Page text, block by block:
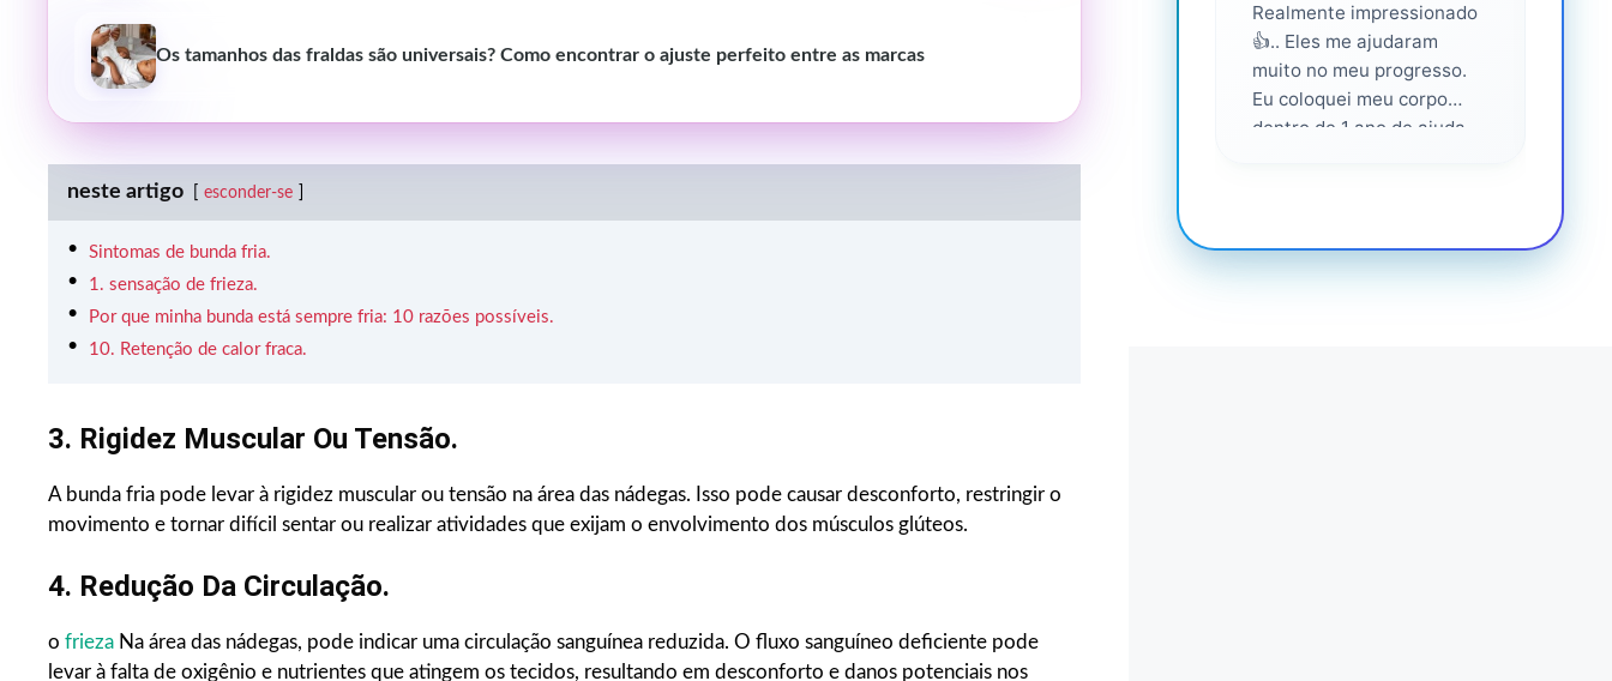
Os tamanhos das fraldas são universais? Como encontrar o ajuste perfeito entre as marcas
neste artigo esconder-se
Sintomas de bunda fria.
1. sensação de frieza.
Por que minha bunda está sempre fria: 10 razões possíveis.
10. Retenção de calor fraca.
3. Rigidez Muscular Ou Tensão.
A bunda fria pode levar à rigidez muscular ou tensão na área das nádegas. Isso pode causar desconforto, restringir o
movimento e tornar difícil sentar ou realizar atividades que exijam o envolvimento dos músculos glúteos.
4. Redução Da Circulação.
o frieza Na área das nádegas, pode indicar uma circulação sanguínea reduzida. O fluxo sanguíneo deficiente pode
levar à falta de oxigênio e nutrientes que atingem os tecidos, resultando em desconforto e danos potenciais nos
Realmente impressionado
👍.. Eles me ajudaram
muito no meu progresso.
Eu coloquei meu corpo
dentro de 1 ano de ajuda